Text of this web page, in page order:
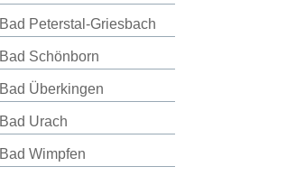
Bad Peterstal-Griesbach
Bad Schönborn
Bad Überkingen
Bad Urach
Bad Wimpfen